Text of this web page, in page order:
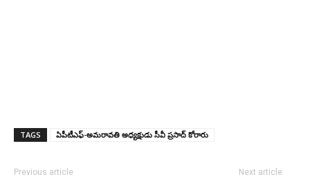
TAGS ఏపీటీఎఫ్-అమరావతి అధ్యక్షుడు సీవీ ప్రసాద్‌ కోరారు
Previous article Next article